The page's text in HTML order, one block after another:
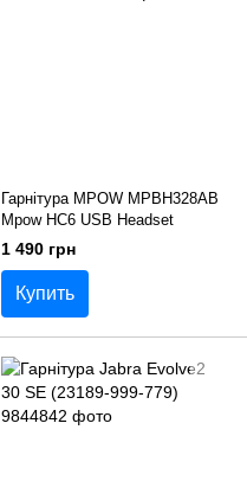
Гарнітура MPOW MPBH328AB
Mpow HC6 USB Headset
1 490 грн
Купить